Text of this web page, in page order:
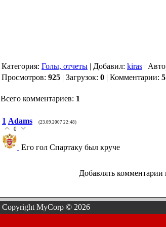
Категория: Голы, отчеты | Добавил: kiras |
Просмотров: 925 | Загрузок: 0 | Комментарии: 5
Всего комментариев: 1
1 Adams (23.09.2007 22:48)
0
Его гол Спартаку был круче
Добавлять комментарии
Copyright MyCorp © 2026